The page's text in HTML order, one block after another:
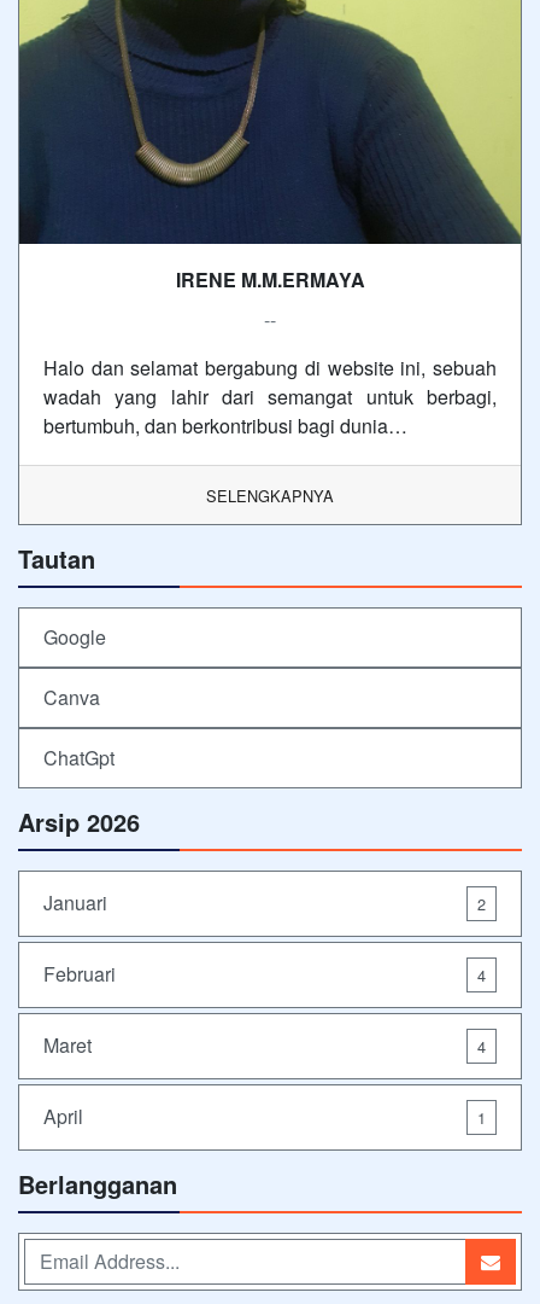
IRENE M.M.ERMAYA
--
Halo dan selamat bergabung di website ini, sebuah
wadah yang lahir dari semangat untuk berbagi,
bertumbuh, dan berkontribusi bagi dunia…
SELENGKAPNYA
Tautan
Google
Canva
ChatGpt
Arsip 2026
Januari 2
Februari 4
Maret 4
April 1
Berlangganan